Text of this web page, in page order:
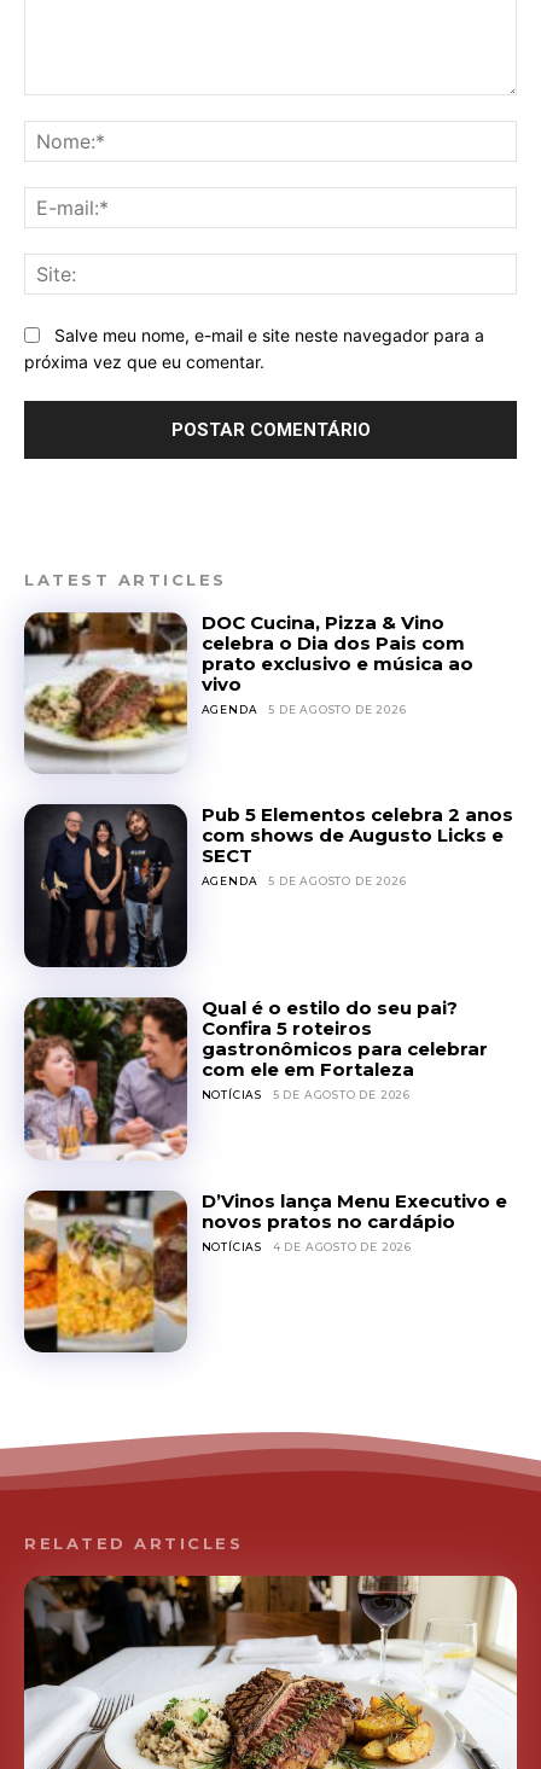
Salve meu nome, e-mail e site neste navegador para a
próxima vez que eu comentar.
LATEST ARTICLES
DOC Cucina, Pizza & Vino
celebra o Dia dos Pais com
prato exclusivo e música ao
vivo
AGENDA 5 DE AGOSTO DE 2026
Pub 5 Elementos celebra 2 anos
com shows de Augusto Licks e
SECT
AGENDA 5 DE AGOSTO DE 2026
Qual é o estilo do seu pai?
Confira 5 roteiros
gastronômicos para celebrar
com ele em Fortaleza
NOTÍCIAS 5 DE AGOSTO DE 2026
D’Vinos lança Menu Executivo e
novos pratos no cardápio
NOTÍCIAS 4 DE AGOSTO DE 2026
RELATED ARTICLES